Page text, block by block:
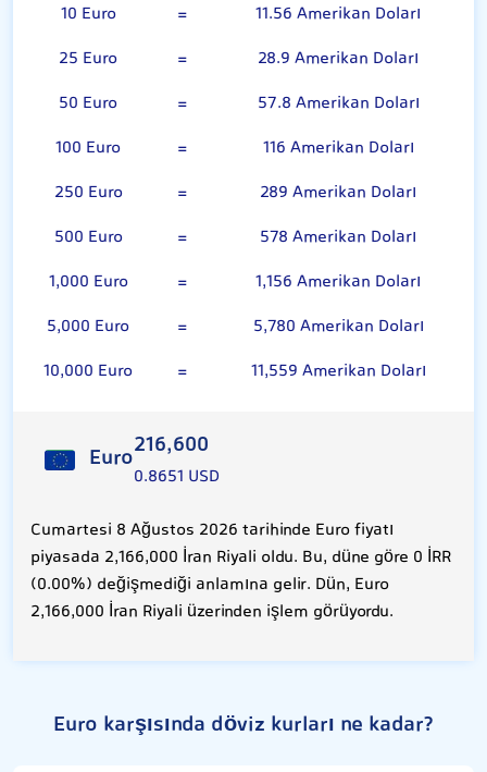
10 Euro =
11.56 Amerikan Doları
25 Euro
=
28.9 Amerikan Doları
50 Euro
=
57.8 Amerikan Doları
100 Euro
=
116 Amerikan Doları
250 Euro
=
289 Amerikan Doları
500 Euro
=
578 Amerikan Doları
1,000 Euro
=
1,156 Amerikan Doları
5,000 Euro
=
5,780 Amerikan Doları
10,000 Euro
= 11,559 Amerikan Doları
Euro216,600
0.8651 USD
Cumartesi 8 Ağustos 2026 tarihinde Euro fiyatı
piyasada 2,166,000 İran Riyali oldu. Bu, düne göre 0 İRR
(0.00%) değişmediği anlamına gelir. Dün, Euro
2,166,000 İran Riyali üzerinden işlem görüyordu.
Euro karşısında döviz kurları ne kadar?